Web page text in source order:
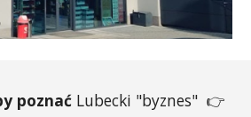
poznaćLubecki "byznes" 👉